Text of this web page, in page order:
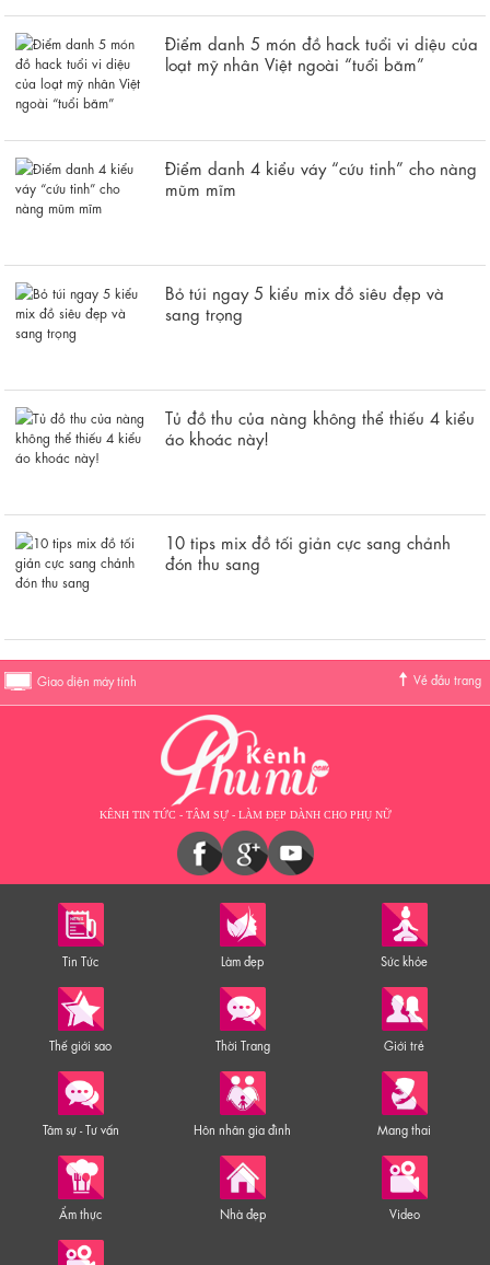
Điểm danh 5 món đồ hack tuổi vi diệu của
loạt mỹ nhân Việt ngoài “tuổi băm”
Điểm danh 4 kiểu váy “cứu tinh” cho nàng
mũm mĩm
Bỏ túi ngay 5 kiểu mix đồ siêu đẹp và
sang trọng
Tủ đồ thu của nàng không thể thiếu 4 kiểu
áo khoác này!
10 tips mix đồ tối giản cực sang chảnh
đón thu sang
Giao diện máy tính Về đầu trang
KÊNH TIN TỨC - TÂM SỰ - LÀM ĐẸP DÀNH CHO PHỤ NỮ
Tin Tức Làm đẹp Sức khỏe
Thế giới sao Thời Trang Giới trẻ
Tâm sự - Tư vấn Hôn nhân gia đình Mang thai
Ẩm thực Nhà đẹp Video